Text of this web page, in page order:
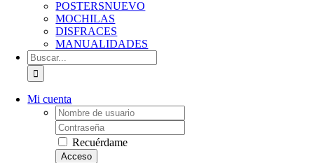
POSTERSNUEVO
MOCHILAS
DISFRACES
MANUALIDADES
Buscar:
Mi cuenta
Username:
Password:
Recuérdame